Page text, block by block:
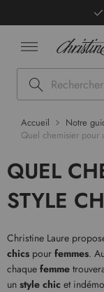
Rechercher
Accueil
Notre
Quel chemisier pour
QUEL
STYLE
Christine Laure
chics pour femmes.
chaque femme
un style chic et